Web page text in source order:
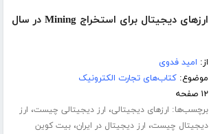
دانلود کتاب بهترین ارزهای دیجیتال برای استخراج Mining در سال
از: امید فدوی
موضوع:کتاب‌های تجارت الکترونیک
۱۲ صفحه
برچسب‌ها: ارزهای دیجیتالی، ارز دیجیتالی چیست، ارز
دیجیتال چیست، ارز دیجیتال در ایران،بیت کوین